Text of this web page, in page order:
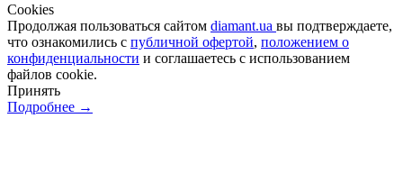
Сookies
Продолжая пользоваться сайтом diamant.ua вы подтверждаете,
что ознакомились с публичной офертой, положением о
конфиденциальности и соглашаетесь с использованием
файлов cookie.
Принять
Подробнее →